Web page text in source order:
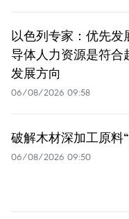
以色列专家：优先发
导体人力资源是符合
发展方向
06/08/2026 09:58
破解木材深加工原料
06/08/2026 09:50